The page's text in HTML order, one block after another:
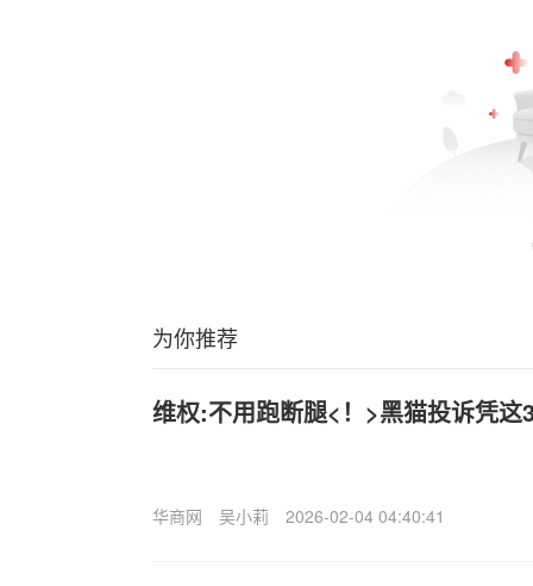
为你推荐
维权:不用跑断腿<！>黑猫投诉凭这
华商网 吴小莉 2026-02-04 04:40:41